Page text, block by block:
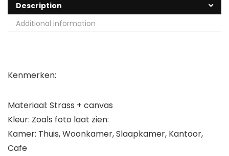
Description
Additional information
Kenmerken:
Materiaal: Strass + canvas
Kleur: Zoals foto laat zien:
Kamer: Thuis, Woonkamer, Slaapkamer, Kantoor,
Cafe